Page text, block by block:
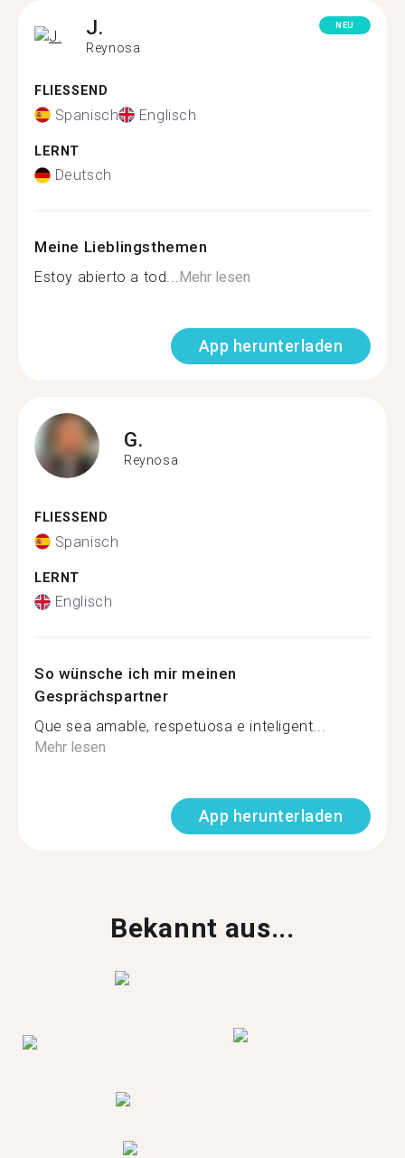
J.
Reynosa
NEU
FLIESSEND
Spanisch Englisch
LERNT
Deutsch
Meine Lieblingsthemen
Estoy abierto a tod...Mehr lesen
App herunterladen
G.
Reynosa
FLIESSEND
Spanisch
LERNT
Englisch
So wünsche ich mir meinen
Gesprächspartner
Que sea amable, respetuosa e inteligent...
Mehr lesen
App herunterladen
Bekannt aus...